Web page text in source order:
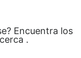
Encuentra los
.